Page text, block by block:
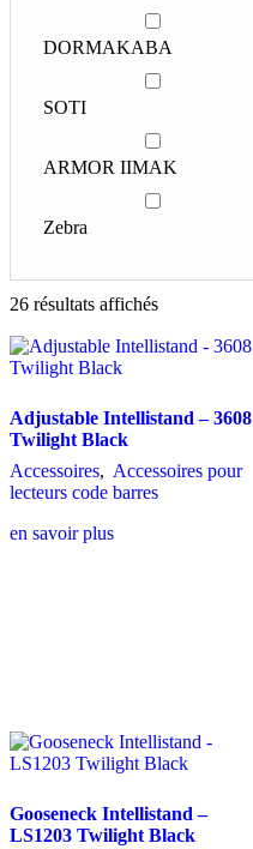
DORMAKABA
SOTI
ARMOR IIMAK
Zebra
26 résultats affichés
Adjustable Intellistand – 3608
Twilight Black
Accessoires, Accessoires pour
lecteurs code barres
en savoir plus
Gooseneck Intellistand –
LS1203 Twilight Black